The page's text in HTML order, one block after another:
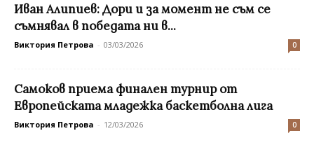
Иван Алипиев: Дори и за момент не съм се
съмнявал в победата ни в...
Виктория Петрова - 03/03/2026 0
Самоков приема финален турнир от
Европейската младежка баскетболна лига
Виктория Петрова - 12/03/2026 0